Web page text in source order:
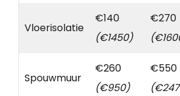
Vloerisolatie
€140
(€1450)
€270
Spouwmuur
€260
(€950)
€550